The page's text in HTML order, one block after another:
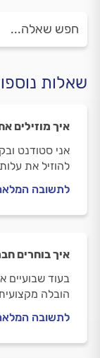
שאלות
איך מוזילים
אני סטודנט
להוזיל את
לתשובה
איך בוחרים
בעוד שבועיים
הובלה
לתשובה